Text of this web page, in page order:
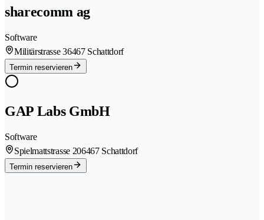
sharecomm ag
Software
Militärstrasse 36467 Schattdorf
Termin reservieren
GAP Labs GmbH
Software
Spielmattstrasse 206467 Schattdorf
Termin reservieren